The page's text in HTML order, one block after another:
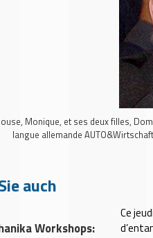
Monique, et ses deux filles,
langue allemande
auch
Workshops:
Ce